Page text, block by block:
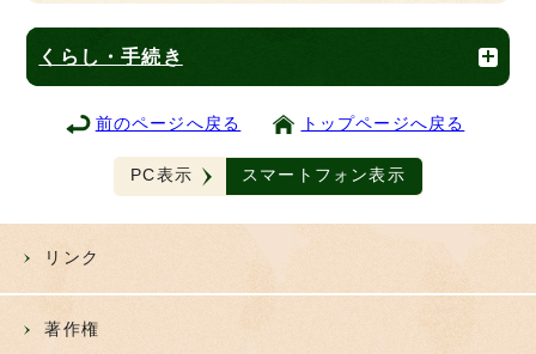
くらし・手続き
前のページへ戻る トップページへ戻る
PC表示 スマートフォン表示
リンク
著作権